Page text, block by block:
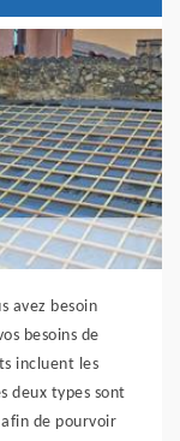
avez besoin
besoins de
incluent les
deux types sont
de pourvoir